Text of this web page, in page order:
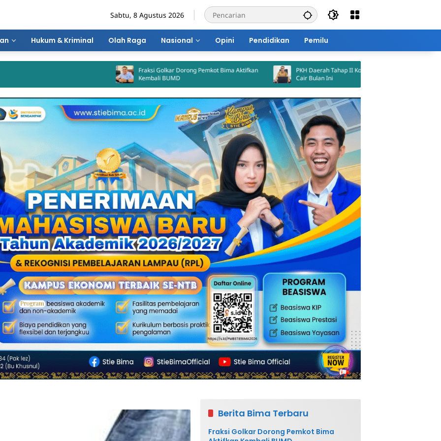
Sabtu, 8 Agustus 2026
Hukum & Kriminal Olah Raga Nasional Opini Pendidikan Pemilu
Fraksi Golkar Dorong Pemkot Bima Aktifkan
Kembali BUMD
PKH Daerah Tahap II Kota Bima Dijadwalkan
Cair Bulan Ini
Berita Bima Terbaru
Fraksi Golkar Dorong Pemkot Bima